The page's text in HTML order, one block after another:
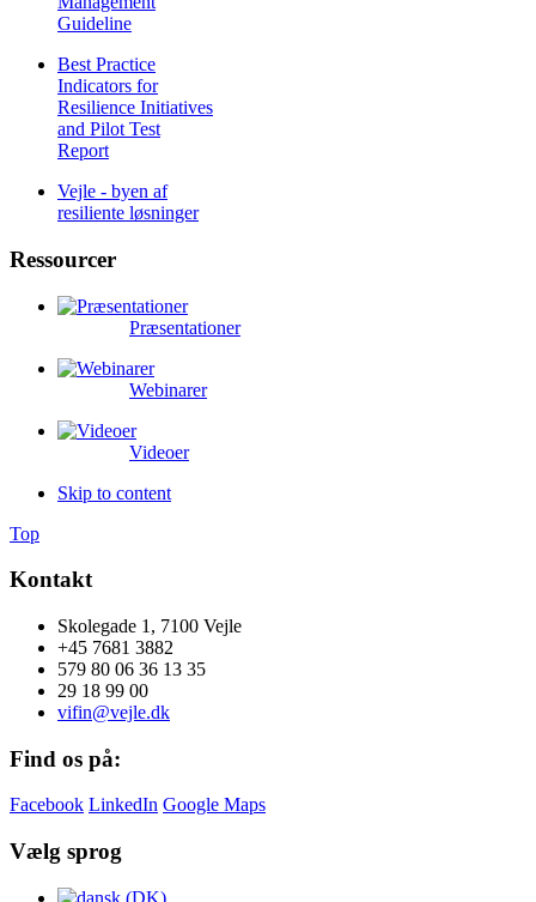
Guideline
Best Practice
Indicators for
Resilience Initiatives
and Pilot Test
Report
Vejle - byen af
resiliente løsninger
Ressourcer
Præsentationer
Webinarer
Videoer
Skip to content
Top
Kontakt
Skolegade 1, 7100 Vejle
+45 7681 3882
579 80 06 36 13 35
29 18 99 00
vifin@vejle.dk
Find os på:
Facebook LinkedIn Google Maps
Vælg sprog